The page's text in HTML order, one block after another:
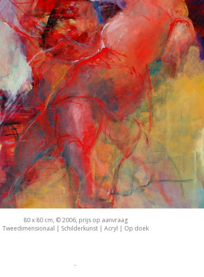
80 x 80 cm, © 2006, prijs op aanvraag
Tweedimensionaal | Schilderkunst | Acryl | Op doek
..